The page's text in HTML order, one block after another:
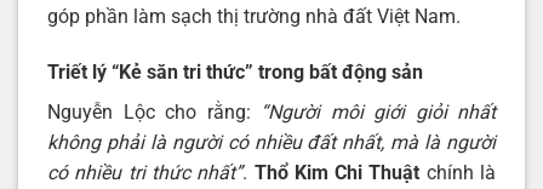
góp phần làm sạch thị trường nhà đất Việt Nam.
Triết lý “Kẻ săn tri thức” trong bất động sản
Nguyễn Lộc cho rằng:
“Người môi giới giỏi nhất
không phải là người có nhiều đất nhất, mà là người
có nhiều tri thức nhất”. Thổ Kim Chi Thuật chính là